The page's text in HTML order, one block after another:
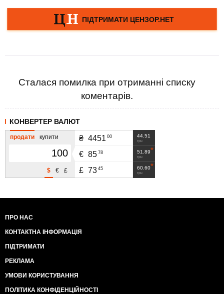
Сталася помилка при отриманні списку
коментарів.
КОНВЕРТЕР ВАЛЮТ
продати купити
£
€
$
44.51
грн
₴ 4451 00
51.89
грн
€ 85 78
60.60
грн
£ 73 45
ПРО НАС
КОНТАКТНА ІНФОРМАЦІЯ
ПІДТРИМАТИ
РЕКЛАМА
УМОВИ КОРИСТУВАННЯ
ПОЛІТИКА КОНФІДЕНЦІЙНОСТІ